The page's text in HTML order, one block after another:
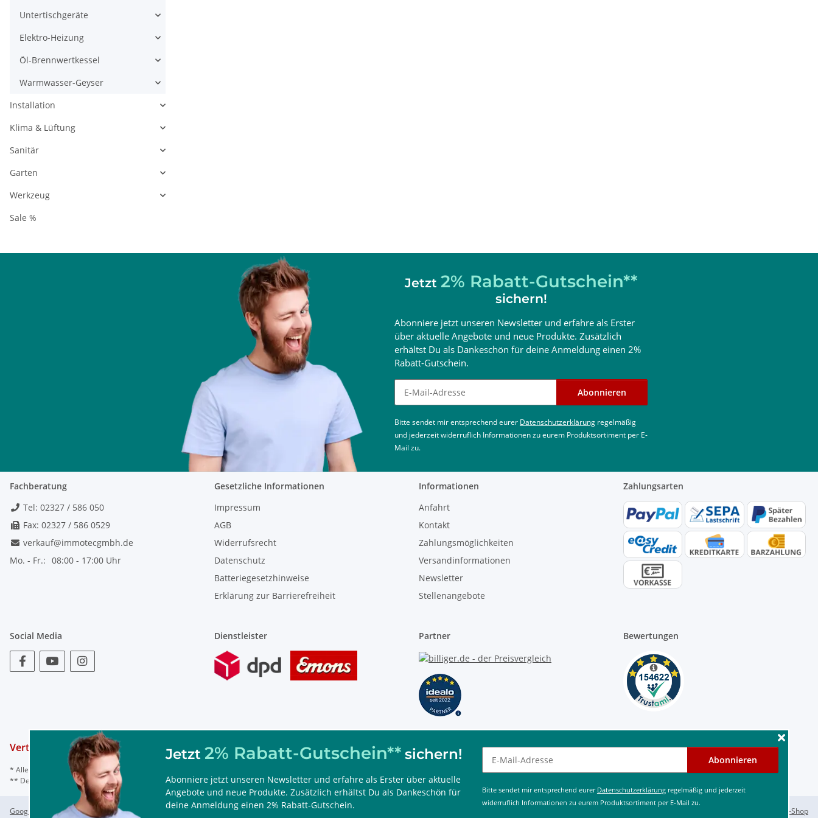
Untertischgeräte
Elektro-Heizung
Öl-Brennwertkessel
Warmwasser-Geyser
Installation
Klima & Lüftung
Sanitär
Garten
Werkzeug
Sale %
Jetzt2% Rabatt-Gutschein** sichern!
Abonniere jetzt unseren Newsletter und erfahre als Erster über aktuelle
Angebote und neue Produkte. Zusätzlich erhältst Du als Dankeschön für
deine Anmeldung einen 2% Rabatt-Gutschein.
Abonnieren
Bitte sendet mir entsprechend eurer Datenschutzerklärungregelmäßig und jederzeit
widerruflich Informationen zu eurem Produktsortiment per E-Mail zu.
Jetzt 2% Rabatt-Gutschein**
sichern!
Abonniere jetzt unseren Newsletter und erfahre als Erster
über aktuelle Angebote und neue Produkte. Zusätzlich
erhältst Du als Dankeschön für deine Anmeldung einen 2%
Rabatt-Gutschein.
Newsletter abonnieren Abonnieren
Bitte sendet mir entsprechend eurer Datenschutzerklärung regelmäßig
und jederzeit widerruflich Informationen zu eurem Produktsortiment per E-
Mail zu.
Fachberatung
Tel: 02327 / 586 050
Fax: 02327 / 586 0529
verkauf@immotecgmbh.de
Mo. - Fr.: 08:00 - 17:00 Uhr
Gesetzliche Informationen
Impressum
AGB
Widerrufsrecht
Datenschutz
Batteriegesetzhinweise
Erklärung zur Barrierefreiheit
Informationen
Anfahrt
Kontakt
Zahlungsmöglichkeiten
Versandinformationen
Newsletter
Stellenangebote
Zahlungsarten
Social Media Dienstleister Partner Bewertungen
Vertrag widerrufen
* Alle Preise inkl. gesetzl. Mehrwertsteuer, ggf. zzgl.
** Der Rabattcode ist nur einmal einlösbar, nicht mit anderen Rabattaktionen kombinierbar, nur im Onlineshop einlösbar und 60 Tage gültig.
Google Analytics deaktivierenStatus: Opt-Out-Cookie ist nicht gesetzt (Tracking aktiv)
JTL-Shop